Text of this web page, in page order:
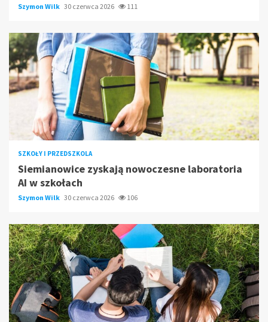
Szymon Wilk 30 czerwca 2026 111
SZKOŁY I PRZEDSZKOLA
Siemianowice zyskają nowoczesne laboratoria
AI w szkołach
Szymon Wilk 30 czerwca 2026 106